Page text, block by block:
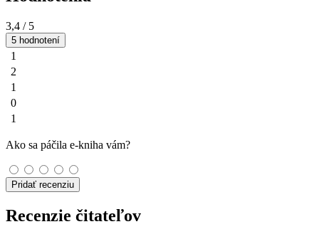
3,4 / 5
5 hodnotení
1
2
1
0
1
Ako sa páčila e-kniha vám?
Pridať recenziu
Recenzie čitateľov